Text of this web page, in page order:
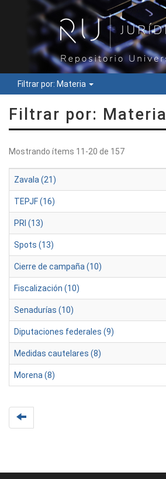
Filtrar por: Materia
Filtrar por: Materia
Mostrando ítems 11-20 de 157
Zavala (21)
TEPJF (16)
PRI (13)
Spots (13)
Cierre de campaña (10)
Fiscalización (10)
Senadurías (10)
Diputaciones federales (9)
Medidas cautelares (8)
Morena (8)